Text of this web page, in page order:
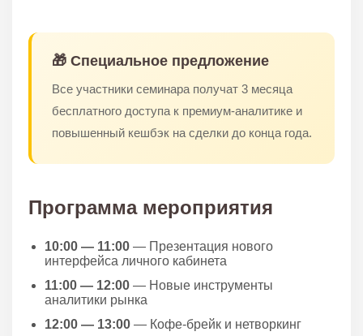
🎁 Специальное предложение
Все участники семинара получат 3 месяца
бесплатного доступа к премиум-аналитике и
повышенный кешбэк на сделки до конца года.
Программа мероприятия
10:00 — 11:00 — Презентация нового
интерфейса личного кабинета
11:00 — 12:00 — Новые инструменты
аналитики рынка
12:00 — 13:00 — Кофе-брейк и нетворкинг